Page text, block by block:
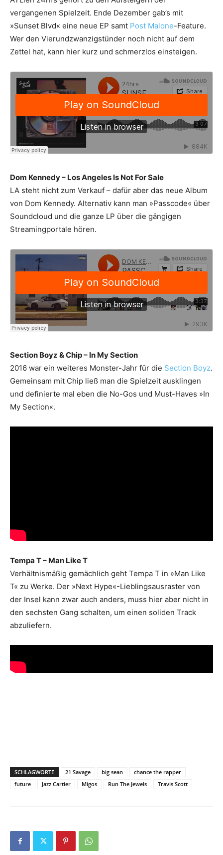
vergangenen Spielzeit. Ende Dezember gab’s mit
»Sunset Blvd« eine neue EP samt Post Malone-Feature.
Wer den Vierundzwanzigstünder noch nicht auf dem
Zettel hat, kann hier kurz und schmerzlos einsteigen.
Dom Kennedy – Los Angeles Is Not For Sale
LA steht nicht zum Verkauf – dafür aber das neue Album
von Dom Kennedy. Alternativ kann man »Passcode« über
Soundcloud und die ganze LP über die gängigen
Streamingportale hören.
Section Boyz & Chip – In My Section
2016 war ein weiteres Monster-Jahr für die Section Boyz.
Gemeinsam mit Chip ließ man die Spielzeit ausklingen
und definierte mal eben die No-Gos und Must-Haves »In
My Section«.
Tempa T – Man Like T
Verhältnismäßig gemächlich geht Tempa T in »Man Like
T« zu Werke. Der »Next Hype«-Lieblingsausraster von
der Insel kann zwar auch anders, muss hier aber nicht in
den sechsten Gang schalten, um einen soliden Track
abzuliefern.
SCHLAGWORTE 21 Savage big sean
chance the rapper
future
Jazz Cartier Migos Run The Jewels Travis Scott